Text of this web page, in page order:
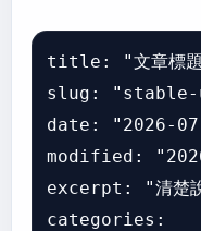
title:
"文章標
slug:
date:
"2026-
modified:
excerpt:
"清楚
categories: